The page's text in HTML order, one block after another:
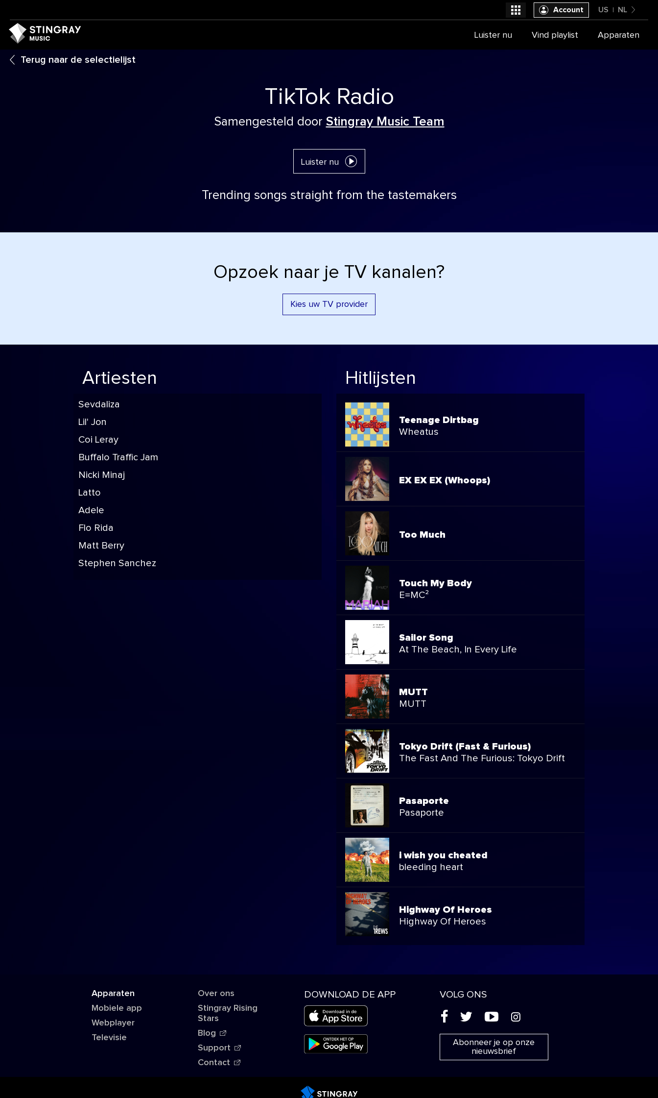
Terug naar de selectielijst
TikTok Radio
Samengesteld door Stingray Music Team
Luister nu
Trending songs straight from the tastemakers
Opzoek naar je TV kanalen?
Kies uw TV provider
Artiesten
Sevdaliza
Lil' Jon
Coi Leray
Buffalo Traffic Jam
Nicki Minaj
Latto
Adele
Flo Rida
Matt Berry
Stephen Sanchez
Hitlijsten
Teenage Dirtbag
Wheatus
EX EX EX (Whoops)
Too Much
Touch My Body
E=MC²
Sailor Song
At The Beach, In Every Life
MUTT
MUTT
Tokyo Drift (Fast & Furious)
The Fast And The Furious: Tokyo Drift
Pasaporte
Pasaporte
i wish you cheated
bleeding heart
Highway Of Heroes
Highway Of Heroes
Apparaten
Mobiele app
Webplayer
Televisie
Over ons
Stingray Rising
Stars
Blog
Support
Contact
DOWNLOAD DE APP VOLG ONS
( ' + &
Abonneer je op onze
nieuwsbrief
United States
US NL
Account
Luister nu Vind playlist Apparaten